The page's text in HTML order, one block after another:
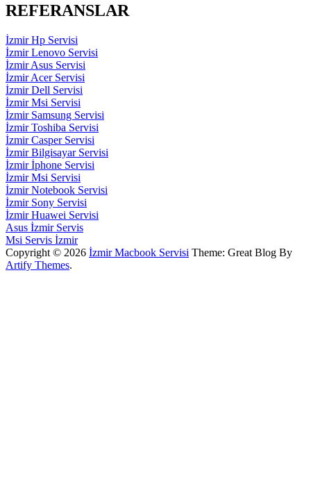
REFERANSLAR
İzmir Hp Servisi
İzmir Lenovo Servisi
İzmir Asus Servisi
İzmir Acer Servisi
İzmir Dell Servisi
İzmir Msi Servisi
İzmir Samsung Servisi
İzmir Toshiba Servisi
İzmir Casper Servisi
İzmir Bilgisayar Servisi
İzmir İphone Servisi
İzmir Msi Servisi
İzmir Notebook Servisi
İzmir Sony Servisi
İzmir Huawei Servisi
Asus İzmir Servis
Msi Servis İzmir
Copyright © 2026 İzmir Macbook Servisi Theme: Great Blog By
Artify Themes.